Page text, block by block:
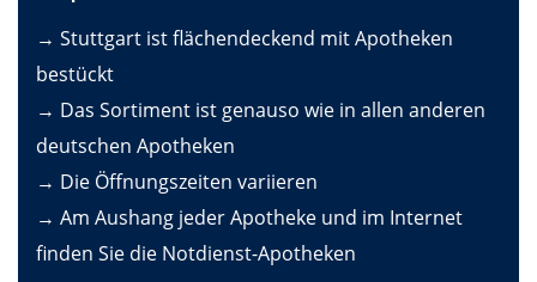
→ Stuttgart ist flächendeckend mit Apotheken
bestückt
→ Das Sortiment ist genauso wie in allen anderen
deutschen Apotheken
→ Die Öffnungszeiten variieren
→ Am Aushang jeder Apotheke und im Internet
finden Sie die Notdienst-Apotheken